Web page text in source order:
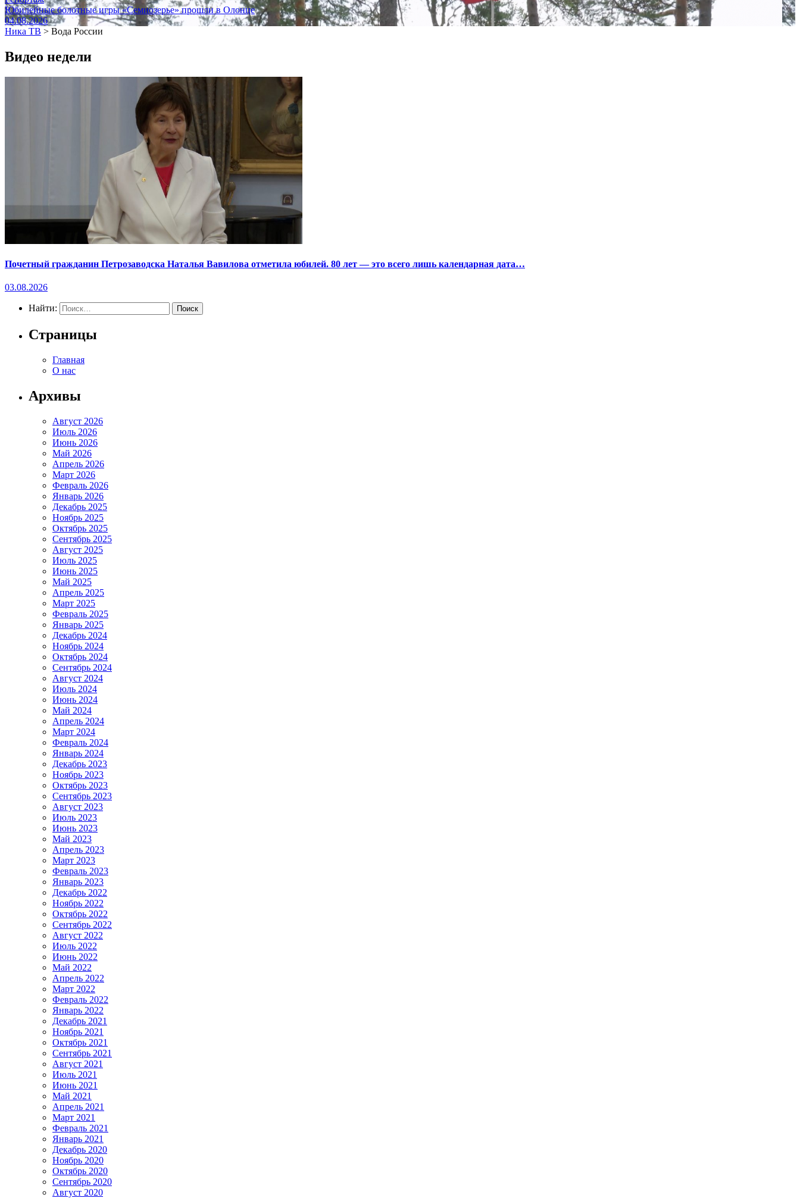
Юбилейные болотные игры «Семиозерье» прошли в Олонце
04.08.2026
Ника ТВ > Вода России
Видео недели
Почетный гражданин Петрозаводска Наталья Вавилова отметила юбилей. 80 лет — это всего лишь календарная дата…
03.08.2026
Найти:
Страницы
Главная
О нас
Архивы
Август 2026
Июль 2026
Июнь 2026
Май 2026
Апрель 2026
Март 2026
Февраль 2026
Январь 2026
Декабрь 2025
Ноябрь 2025
Октябрь 2025
Сентябрь 2025
Август 2025
Июль 2025
Июнь 2025
Май 2025
Апрель 2025
Март 2025
Февраль 2025
Январь 2025
Декабрь 2024
Ноябрь 2024
Октябрь 2024
Сентябрь 2024
Август 2024
Июль 2024
Июнь 2024
Май 2024
Апрель 2024
Март 2024
Февраль 2024
Январь 2024
Декабрь 2023
Ноябрь 2023
Октябрь 2023
Сентябрь 2023
Август 2023
Июль 2023
Июнь 2023
Май 2023
Апрель 2023
Март 2023
Февраль 2023
Январь 2023
Декабрь 2022
Ноябрь 2022
Октябрь 2022
Сентябрь 2022
Август 2022
Июль 2022
Июнь 2022
Май 2022
Апрель 2022
Март 2022
Февраль 2022
Январь 2022
Декабрь 2021
Ноябрь 2021
Октябрь 2021
Сентябрь 2021
Август 2021
Июль 2021
Июнь 2021
Май 2021
Апрель 2021
Март 2021
Февраль 2021
Январь 2021
Декабрь 2020
Ноябрь 2020
Октябрь 2020
Сентябрь 2020
Август 2020